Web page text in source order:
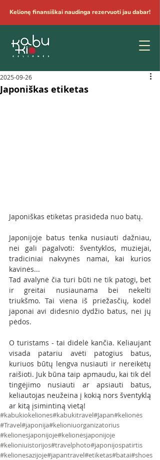
Kelionę finansiškai naudinga rezervuoti jau dabar!
Japoniškas etiketas
2025-09-26
Japoniškas etiketas prasideda nuo batų.
Japonijoje batus tenka nusiauti dažniau,
nei gali pagalvoti: šventyklos, muziejai,
tradiciniai nakvynės namai, kai kurios
kavinės...
Tad avalynė čia turi būti ne tik patogi, bet
ir greitai nusiaunama bei nekelti
triukšmo. Tai viena iš priežasčių, kodėl
japonai avi didesnio dydžio batus, nei jų
pėdos.
O turistams - tai didelė kančia. Keliaujant
visada patariu avėti patogius batus,
kuriuos būtų lengva nusiauti ir nereikėtų
raišioti. Juk būna taip apmaudu, kai tik dėl
tingėjimo nusiauti ar apsiauti batus,
keliautojas neužeina į kokią nors šventyklą
ar kitą įsimintiną vietą!
#kabukiokeliones#kabukitravel#Japan#kelionės
#Travel#japonija#kelioniuorganizatorius
#kelionesjaponijoje#kelionėsjaponijoje
#kelioniuistorijos#travelphoto#japonijospatirtis
#kelionesazijoje#japantravel#etiketas#batai#shoes